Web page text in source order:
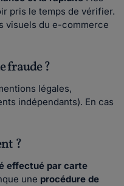
pris le temps de vérifier.
visuels du e-commerce
fraude ?
légales,
indépendants). En cas
?
effectué par carte
une procédure de